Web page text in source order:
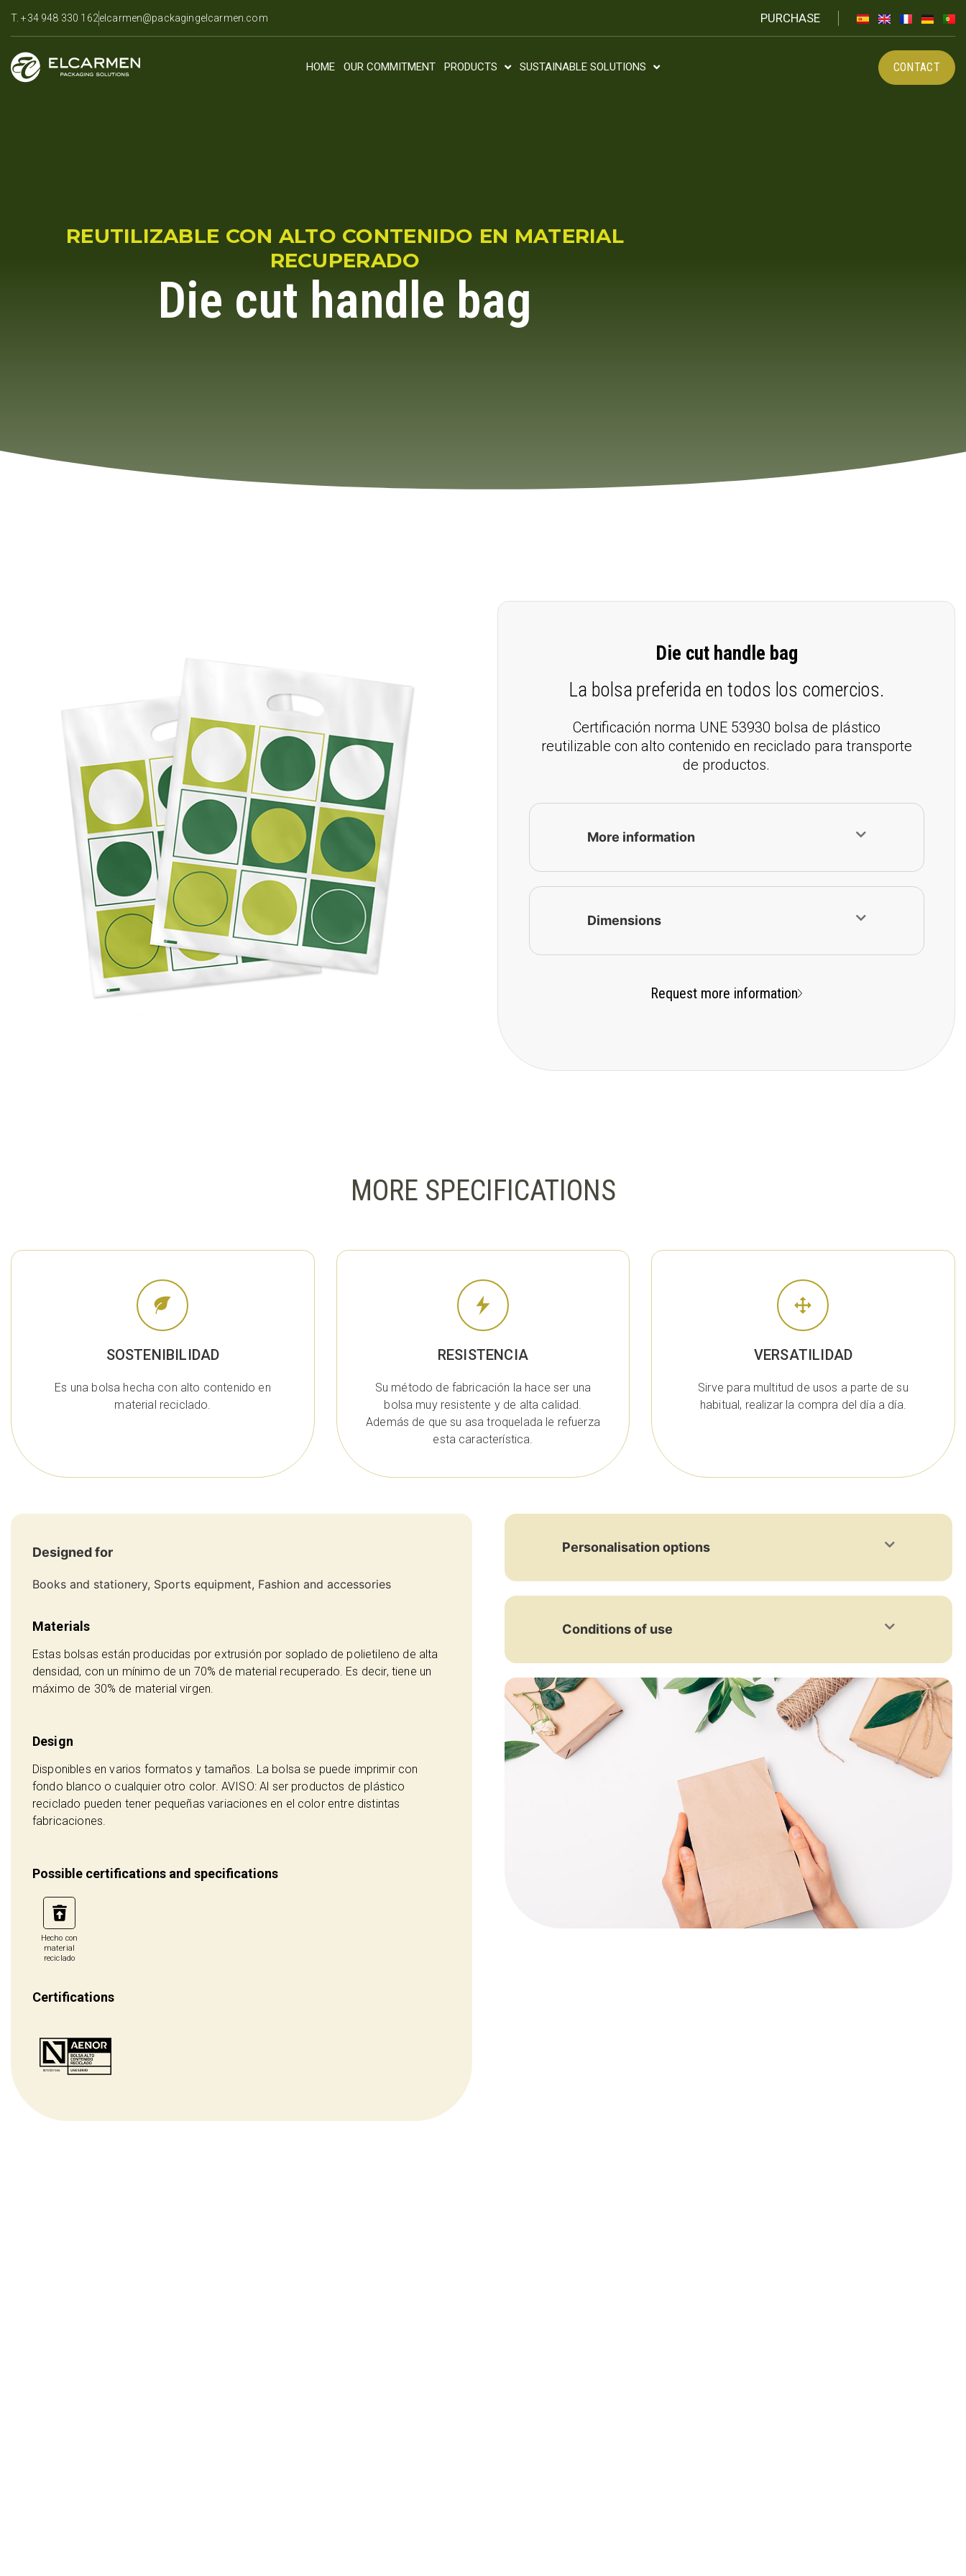
T. +34 948 330 162elcarmen@packagingelcarmen.com PURCHASE
HOME OUR COMMITMENT PRODUCTS SUSTAINABLE SOLUTIONS CONTACT
REUTILIZABLE CON ALTO CONTENIDO EN MATERIAL
RECUPERADO
Die cut handle bag
Die cut handle bag
La bolsa preferida en todos los comercios.
Certificación norma UNE 53930 bolsa de plástico
reutilizable con alto contenido en reciclado para transporte
de productos.
More information
Dimensions
Request more information
MORE SPECIFICATIONS
SOSTENIBILIDAD
Es una bolsa hecha con alto contenido en
material reciclado.
RESISTENCIA
Su método de fabricación la hace ser una
bolsa muy resistente y de alta calidad.
Además de que su asa troquelada le refuerza
esta característica.
VERSATILIDAD
Sirve para multitud de usos a parte de su
habitual, realizar la compra del día a día.
Designed for
Books and stationery, Sports equipment, Fashion and accessories
Materials
Estas bolsas están producidas por extrusión por soplado de polietileno de alta
densidad, con un mínimo de un 70% de material recuperado. Es decir, tiene un
máximo de 30% de material virgen.
Design
Disponibles en varios formatos y tamaños. La bolsa se puede imprimir con
fondo blanco o cualquier otro color. AVISO: Al ser productos de plástico
reciclado pueden tener pequeñas variaciones en el color entre distintas
fabricaciones.
Possible certifications and specifications
Hecho con
material
reciclado
Certifications
Personalisation options
Conditions of use